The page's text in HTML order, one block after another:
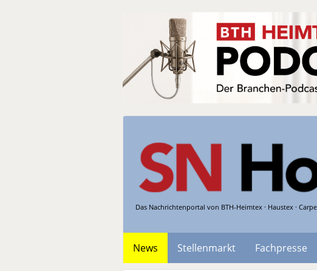
Das Nachrichtenportal von BTH-Heimtex · Haustex ·
News Stellenmarkt Fachpresse